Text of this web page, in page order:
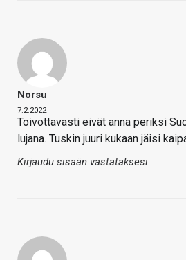
Norsu
7.2.2022
Toivottavasti eivät anna periksi
lujana. Tuskin juuri kukaan jäisi
Kirjaudu sisään vastataksesi